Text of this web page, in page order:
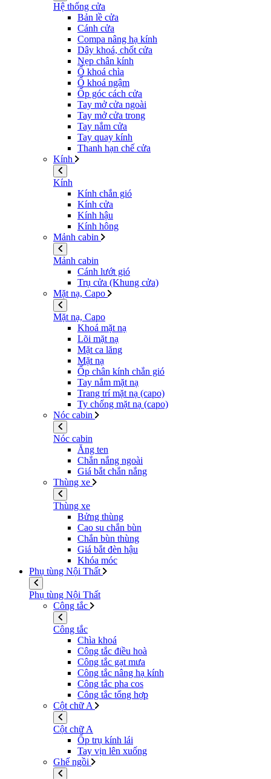
Hệ thống cửa
Bản lề cửa
Cánh cửa
Compa nâng hạ kính
Dây khoá, chốt cửa
Nẹp chân kính
Ổ khoá chìa
Ổ khoá ngậm
Ốp góc cách cửa
Tay mở cửa ngoài
Tay mở cửa trong
Tay nắm cửa
Tay quay kính
Thanh hạn chế cửa
Kính
Kính
Kính chắn gió
Kính cửa
Kính hậu
Kính hông
Mảnh cabin
Mảnh cabin
Cánh lướt gió
Trụ cửa (Khung cửa)
Mặt nạ, Capo
Mặt nạ, Capo
Khoá mặt nạ
Lõi mặt nạ
Mặt ca lăng
Mặt nạ
Ốp chân kính chắn gió
Tay nắm mặt nạ
Trang trí mặt nạ (capo)
Ty chống mặt nạ (capo)
Nóc cabin
Nóc cabin
Ăng ten
Chắn nắng ngoài
Giá bắt chắn nắng
Thùng xe
Thùng xe
Bửng thùng
Cao su chắn bùn
Chắn bùn thùng
Giá bắt đèn hậu
Khóa móc
Phụ tùng Nội Thất
Phụ tùng Nội Thất
Công tắc
Công tắc
Chìa khoá
Công tắc điều hoà
Công tắc gạt mưa
Công tắc nâng hạ kính
Công tắc pha cos
Công tắc tổng hợp
Cột chữ A
Cột chữ A
Ốp trụ kính lái
Tay vịn lên xuống
Ghế ngồi